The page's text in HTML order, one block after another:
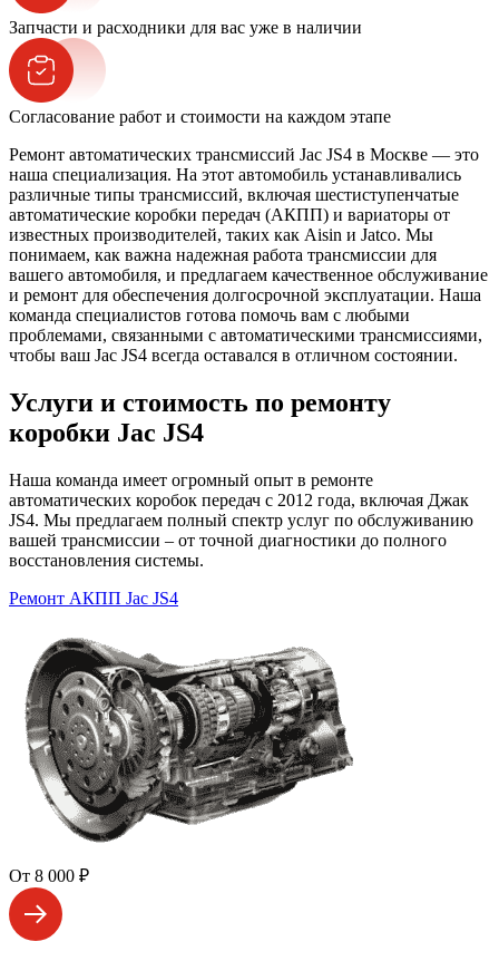
Запчасти и расходники для вас уже в наличии
Согласование работ и стоимости на каждом этапе
Ремонт автоматических трансмиссий Jac JS4 в Москве — это
наша специализация. На этот автомобиль устанавливались
различные типы трансмиссий, включая шестиступенчатые
автоматические коробки передач (АКПП) и вариаторы от
известных производителей, таких как Aisin и Jatco. Мы
понимаем, как важна надежная работа трансмиссии для
вашего автомобиля, и предлагаем качественное обслуживание
и ремонт для обеспечения долгосрочной эксплуатации. Наша
команда специалистов готова помочь вам с любыми
проблемами, связанными с автоматическими трансмиссиями,
чтобы ваш Jac JS4 всегда оставался в отличном состоянии.
Услуги и стоимость по ремонту
коробки Jac JS4
Наша команда имеет огромный опыт в ремонте
автоматических коробок передач с 2012 года, включая Джак
JS4. Мы предлагаем полный спектр услуг по обслуживанию
вашей трансмиссии – от точной диагностики до полного
восстановления системы.
Ремонт АКПП Jac JS4
От 8 000 ₽